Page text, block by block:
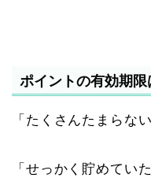
ポイントの有効期限
「たくさんたまらな
「せっかく貯めてい